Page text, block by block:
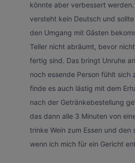
könnte aber verbessert werden.
versteht kein Deutsch und
den Umgang mit Gästen
Teller nicht abräumt, bevor
fertig sind. Das bringt Unruhe
noch essende Person fühlt sich
finde es auch lästig mit dem
nach der Getränkebestellung
das dann alle 3 Minuten von
trinke Wein zum Essen und den
wenn ich mich für ein Gericht